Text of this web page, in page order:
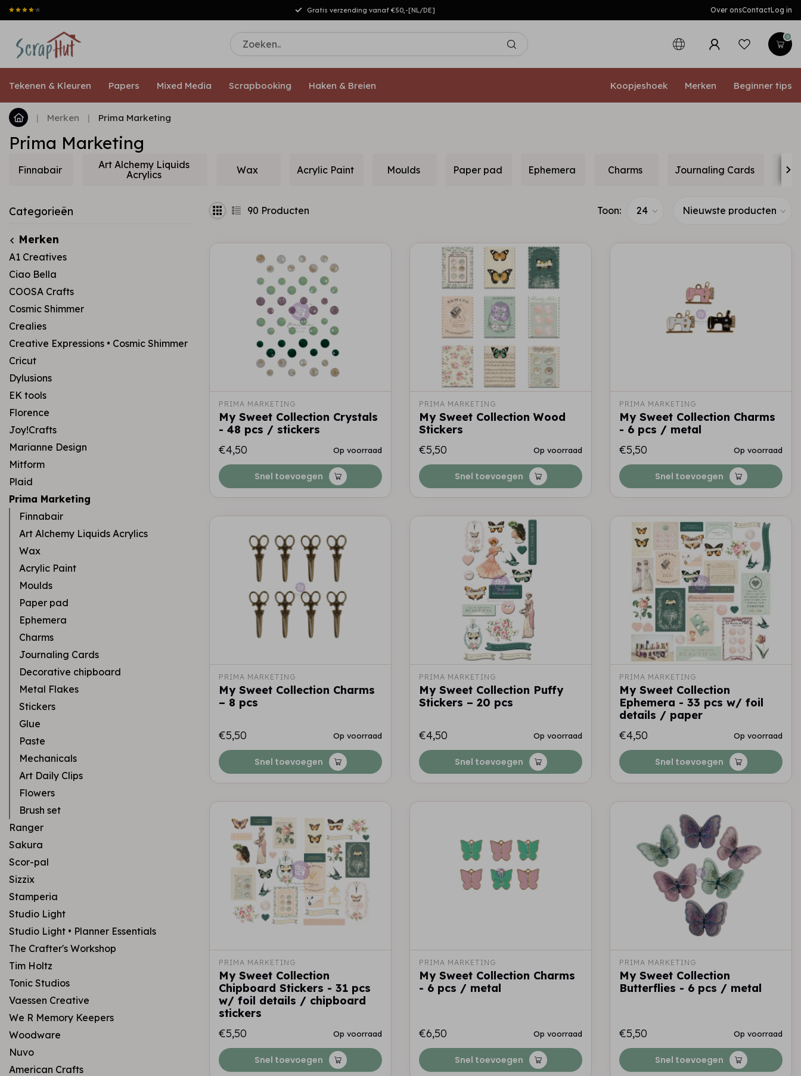
Gratis verzending vanaf €50,-[NL/DE] Over onsContactLog in
0
Tekenen & Kleuren Papers Mixed Media Scrapbooking Haken & Breien Koopjeshoek Merken Beginner tips
| Merken | Prima Marketing
Prima Marketing
Finnabair
Art Alchemy Liquids
Acrylics
Wax Acrylic Paint Moulds Paper pad Ephemera Charms Journaling Cards
Categorieën
Merken
A1 Creatives
Ciao Bella
COOSA Crafts
Cosmic Shimmer
Crealies
Creative Expressions • Cosmic Shimmer
Cricut
Dylusions
EK tools
Florence
Joy!Crafts
Marianne Design
Mitform
Plaid
Prima Marketing
Finnabair
Art Alchemy Liquids Acrylics
Wax
Acrylic Paint
Moulds
Paper pad
Ephemera
Charms
Journaling Cards
Decorative chipboard
Metal Flakes
Stickers
Glue
Paste
Mechanicals
Art Daily Clips
Flowers
Brush set
Ranger
Sakura
Scor-pal
Sizzix
Stamperia
Studio Light
Studio Light • Planner Essentials
The Crafter's Workshop
Tim Holtz
Tonic Studios
Vaessen Creative
We R Memory Keepers
Woodware
Nuvo
American Crafts
90 Producten Toon:
PRIMA MARKETING
My Sweet Collection Crystals
- 48 pcs / stickers
€4,50
Op voorraad
Snel toevoegen
PRIMA MARKETING
My Sweet Collection Wood
Stickers
€5,50
Op voorraad
Snel toevoegen
PRIMA MARKETING
My Sweet Collection Charms
- 6 pcs / metal
€5,50
Op voorraad
Snel toevoegen
PRIMA MARKETING
My Sweet Collection Charms
– 8 pcs
€5,50 Op voorraad
Snel toevoegen
PRIMA MARKETING
My Sweet Collection Puffy
Stickers – 20 pcs
€4,50 Op voorraad
Snel toevoegen
PRIMA MARKETING
My Sweet Collection
Ephemera - 33 pcs w/ foil
details / paper
€4,50
Op voorraad
Snel toevoegen
PRIMA MARKETING
My Sweet Collection
Chipboard Stickers - 31 pcs
w/ foil details / chipboard
stickers
€5,50
Op voorraad
Snel toevoegen
PRIMA MARKETING
My Sweet Collection Charms
- 6 pcs / metal
€6,50 Op voorraad
Snel toevoegen
PRIMA MARKETING
My Sweet Collection
Butterflies - 6 pcs / metal
€5,50 Op voorraad
Snel toevoegen